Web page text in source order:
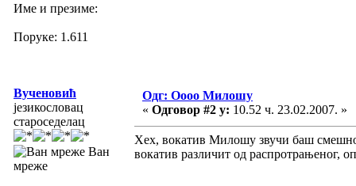
Име и презиме:
Поруке: 1.611
Вученовић
језикословац
староседелац
Ван
мреже
Одг: Оооо Милошу
« Одговор #2 у: 10.52 ч. 23.02.2007. »
Хех, вокатив Милошу звучи баш
вокатив различит од распротрањеног,